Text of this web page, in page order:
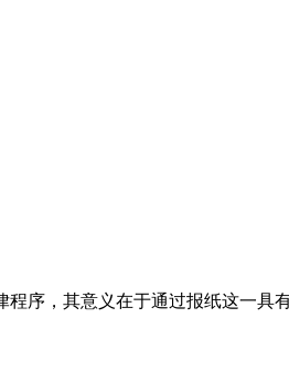
序，其意义在于通过报纸这一